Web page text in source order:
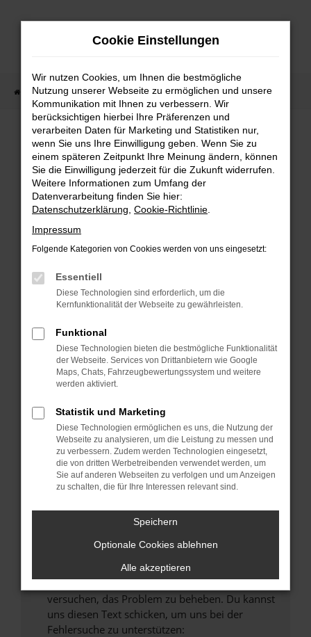
Zum
Startseite Fahrzeugangebote Fahrzeugbestand
FEHLER: NETWORK ERROR
Beim Laden ist ein Fehler aufgetreten.
Hier sind ein paar Tipps, die dir helfen können:
Überprüfe deine Firewall und deine
Laden andere Webseiten, zum Beispiel deine
Suchmaschine?
Prüfe deine Browsererweiterungen.
Manche Erweiterungen, wie Werbeblocker,
verhindern. Funktioniert die Seite in einem
anderen Browser oder in einem privaten
Fenster?
Starte dein Gerät neu.
Probleme zu beheben.
Stelle sicher, dass dein Browser und dein
Betriebssystem auf dem neuesten Stand
sind.
Veraltete Software birgt nicht nur ein
führen, dass bestimmte Funktionen nicht mehr
Wende dich an den Webseitenbetreiber.
Wenn du alle oben genannten Schritte versucht
hast, kontaktiere uns bitte. Wir werden
versuchen, das Problem zu beheben. Du kannst
uns diesen Text schicken, um uns bei der
Fehlersuche zu unterstützen:
Cookie Einstellungen
Wir nutzen Cookies, um Ihnen die bestmögliche
Nutzung unserer Webseite zu ermöglichen und unsere
Kommunikation mit Ihnen zu verbessern. Wir
berücksichtigen hierbei Ihre Präferenzen und
verarbeiten Daten für Marketing und Statistiken nur,
wenn Sie uns Ihre Einwilligung geben. Wenn Sie zu
einem späteren Zeitpunkt Ihre Meinung ändern, können
Sie die Einwilligung jederzeit für die Zukunft widerrufen.
Weitere Informationen zum Umfang der
Datenverarbeitung finden Sie hier:
Datenschutzerklärung Cookie-Richtlinie
Impressum
Folgende Kategorien von Cookies werden von uns eingesetzt:
Essentiell
Diese Technologien sind erforderlich, um die
Kernfunktionalität der Webseite zu gewährleisten.
Funktional
Diese Technologien bieten die bestmögliche Funktionalität
der Webseite. Services von Drittanbietern wie Google
Maps, Chats, Fahrzeugbewertungssystem und weitere
werden aktiviert.
Statistik und Marketing
Diese Technologien ermöglichen es uns, die Nutzung der
Webseite zu analysieren, um die Leistung zu messen und
zu verbessern. Zudem werden Technologien eingesetzt,
die von dritten Werbetreibenden verwendet werden, um
Sie auf anderen Webseiten zu verfolgen und um Anzeigen
zu schalten, die für Ihre Interessen relevant sind.
Speichern
Optionale Cookies ablehnen
Alle akzeptieren